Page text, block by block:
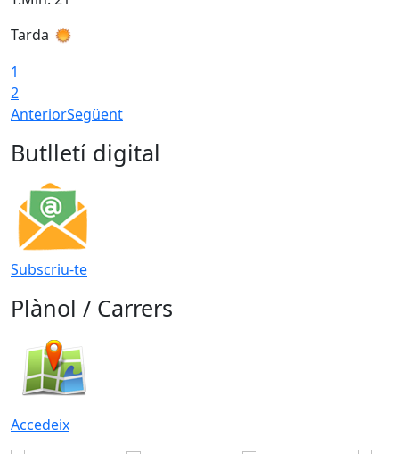
Tarda
1
2
AnteriorSegüent
Butlletí digital
Subscriu-te
Plànol / Carrers
Accedeix